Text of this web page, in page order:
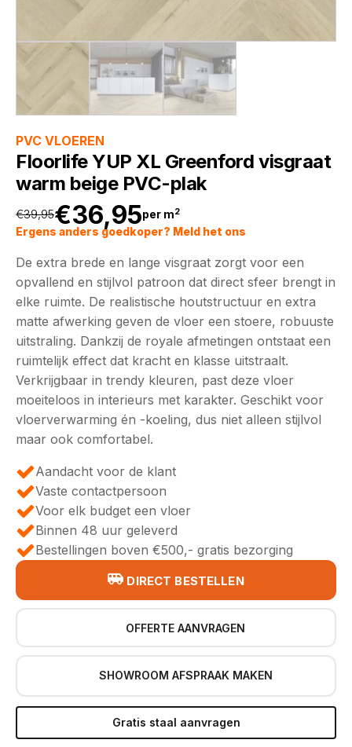
PVC VLOEREN
Floorlife YUP XL Greenford visgraat
warm beige PVC-plak
€39,95
Oorspronkelijke
prijs
was:
€39,95.
€36,95
Huidige
prijs
is:
€36,95.
per m2
Ergens anders goedkoper? Meld het ons
De extra brede en lange visgraat zorgt voor een
opvallend en stijlvol patroon dat direct sfeer brengt in
elke ruimte. De realistische houtstructuur en extra
matte afwerking geven de vloer een stoere, robuuste
uitstraling. Dankzij de royale afmetingen ontstaat een
ruimtelijk effect dat kracht en klasse uitstraalt.
Verkrijgbaar in trendy kleuren, past deze vloer
moeiteloos in interieurs met karakter. Geschikt voor
vloerverwarming én -koeling, dus niet alleen stijlvol
maar ook comfortabel.
Aandacht voor de klant
Vaste contactpersoon
Voor elk budget een vloer
Binnen 48 uur geleverd
Bestellingen boven €500,- gratis bezorging
DIRECT BESTELLEN
OFFERTE AANVRAGEN
SHOWROOM AFSPRAAK MAKEN
Gratis staal aanvragen